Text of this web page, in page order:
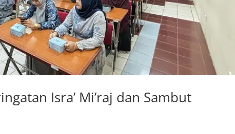
Isra’ Mi’raj dan Sambut